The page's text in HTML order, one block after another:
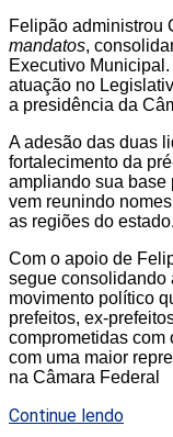
Felipão administrou
mandatos,
Executivo
atuação no
a presidência da
A adesão das duas
fortalecimento da
ampliando sua base
vem reunindo
as regiões do estado.
Com o apoio de
segue consolidando
movimento político
prefeitos, ex-
comprometidas com
com uma maior
na Câmara Federal
Continue lendo